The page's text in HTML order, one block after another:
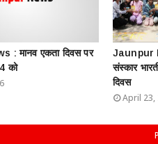
: ​मानव एकता दिवस पर
को
Jaunpur
संस्कार
दिवस
April 23,